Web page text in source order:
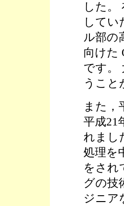
した。
してい
ル部の
向けた
です。
うこと
また，
平成21
れまし
処理を
をされ
グの技
ジニア